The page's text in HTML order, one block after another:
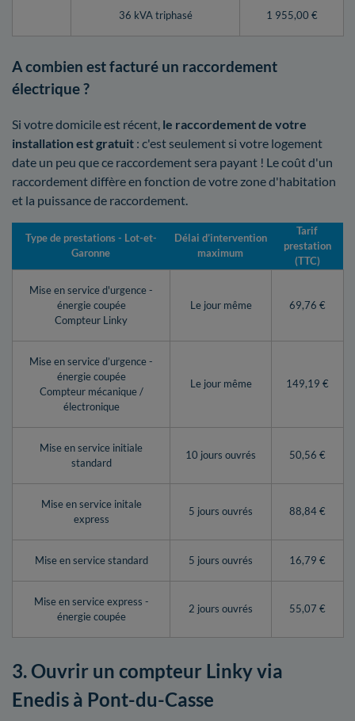
36 kVA triphasé 1 955,00 €
A combien est facturé un raccordement
électrique ?
Si votre domicile est récent, le raccordement de votre
installation est gratuit : c'est seulement si votre logement
date un peu que ce raccordement sera payant ! Le coût d'un
raccordement diffère en fonction de votre zone d'habitation
et la puissance de raccordement.
Type de prestations - Lot-et-
Garonne
Délai d’intervention
maximum
Tarif
prestation
(TTC)
Mise en service d'urgence -
énergie coupée
Compteur Linky
Le jour même 69,76 €
Mise en service d’urgence -
énergie coupée
Compteur mécanique /
électronique
Le jour même 149,19 €
Mise en service initiale
standard
10 jours ouvrés 50,56 €
Mise en service initale
express
5 jours ouvrés 88,84 €
Mise en service standard 5 jours ouvrés 16,79 €
Mise en service express -
énergie coupée
2 jours ouvrés 55,07 €
3. Ouvrir un compteur Linky via
Enedis à Pont-du-Casse